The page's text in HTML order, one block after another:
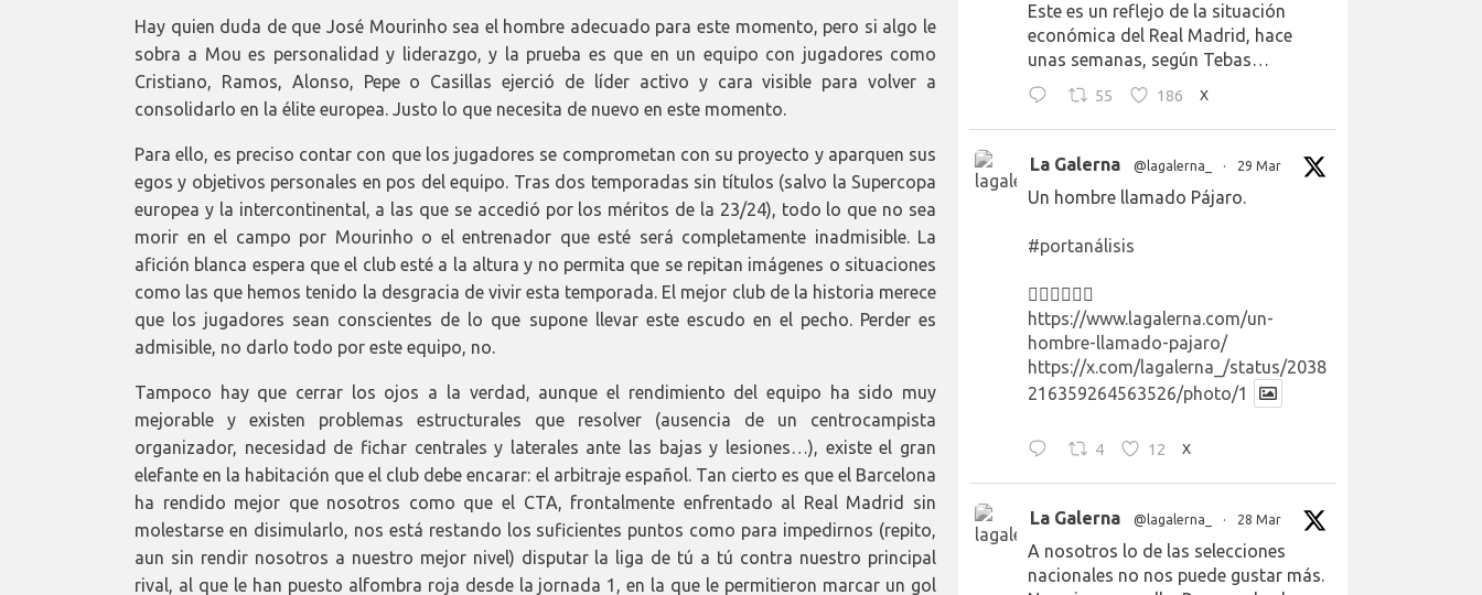
Hay quien duda de que José Mourinho sea el hombre adecuado para este momento, pero si algo le
sobra a Mou es personalidad y liderazgo, y la prueba es que en un equipo con jugadores como
Cristiano, Ramos, Alonso, Pepe o Casillas ejerció de líder activo y cara visible para volver a
consolidarlo en la élite europea. Justo lo que necesita de nuevo en este momento.
Para ello, es preciso contar con que los jugadores se comprometan con su proyecto y aparquen sus
egos y objetivos personales en pos del equipo. Tras dos temporadas sin títulos (salvo la Supercopa
europea y la intercontinental, a las que se accedió por los méritos de la 23/24), todo lo que no sea
morir en el campo por Mourinho o el entrenador que esté será completamente inadmisible. La
afición blanca espera que el club esté a la altura y no permita que se repitan imágenes o situaciones
como las que hemos tenido la desgracia de vivir esta temporada. El mejor club de la historia merece
que los jugadores sean conscientes de lo que supone llevar este escudo en el pecho. Perder es
admisible, no darlo todo por este equipo, no.
Tampoco hay que cerrar los ojos a la verdad, aunque el rendimiento del equipo ha sido muy
mejorable y existen problemas estructurales que resolver (ausencia de un centrocampista
organizador, necesidad de fichar centrales y laterales ante las bajas y lesiones…), existe el gran
elefante en la habitación que el club debe encarar: el arbitraje español. Tan cierto es que el Barcelona
ha rendido mejor que nosotros como que el CTA, frontalmente enfrentado al Real Madrid sin
molestarse en disimularlo, nos está restando los suficientes puntos como para impedirnos (repito,
aun sin rendir nosotros a nuestro mejor nivel) disputar la liga de tú a tú contra nuestro principal
rival, al que le han puesto alfombra roja desde la jornada 1, en la que le permitieron marcar un gol
Este es un reflejo de la situación
económica del Real Madrid, hace
unas semanas, según Tebas…
55 186 X
La Galerna @lagalerna_ · 29 Mar
Un hombre llamado Pájaro.
#portanálisis
👉🏻👉🏻👉🏻
https://www.lagalerna.com/un-
hombre-llamado-pajaro/
https://x.com/lagalerna_/status/2038
216359264563526/photo/1
4 12 X
La Galerna @lagalerna_ · 28 Mar
A nosotros lo de las selecciones
nacionales no nos puede gustar más.